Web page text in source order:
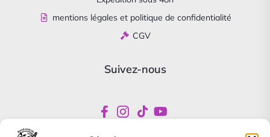
mentions légales et politique de confidentialité
CGV
Suivez-nous